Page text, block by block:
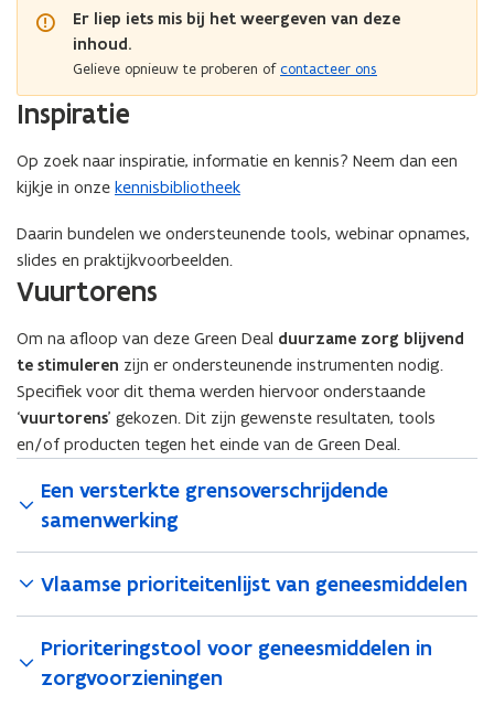
Er liep iets mis bij het weergeven van deze
inhoud.
Gelieve opnieuw te proberen ofcontacteer ons
Inspiratie
Op zoek naar inspiratie, informatie en kennis? Neem dan een
kijkje in onze kennisbibliotheek
Daarin bundelen we ondersteunende tools, webinar opnames,
slides en praktijkvoorbeelden.
Vuurtorens
Om na afloop van deze Green Deal duurzame zorg blijvend
te stimuleren zijn er ondersteunende instrumenten nodig.
Specifiek voor dit thema werden hiervoor onderstaande
‘vuurtorens’ gekozen. Dit zijn gewenste resultaten, tools
en/of producten tegen het einde van de Green Deal.
Een versterkte grensoverschrijdende
samenwerking
Vlaamse prioriteitenlijst van geneesmiddelen
Prioriteringstool voor geneesmiddelen in
zorgvoorzieningen